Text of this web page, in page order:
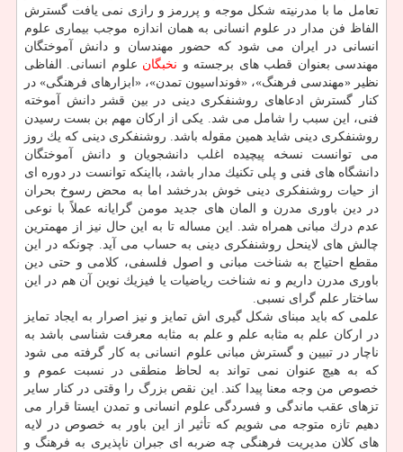
تعامل ما با مدرنیته شكل موجه و پررمز و رازی نمی یافت گسترش
الفاظ فن مدار در علوم انسانی به همان اندازه موجب بیماری علوم
انسانی در ایران می شود كه حضور مهندسان و دانش آموختگان
مهندسی بعنوان قطب های برجسته و نخبگان علوم انسانی. الفاظی
نظیر «مهندسی فرهنگ»، «فونداسیون تمدن»، «ابزارهای فرهنگی» در
كنار گسترش ادعاهای روشنفكری دینی در بین قشر دانش آموخته
فنی، این سبب را شامل می شد. یكی از اركان مهم بن بست رسیدن
روشنفكری دینی شاید همین مقوله باشد. روشنفكری دینی كه یك روز
می توانست نسخه پیچیده اغلب دانشجویان و دانش آموختگان
دانشگاه های فنی و پلی تكنیك مدار باشد، بااینكه توانست در دوره ای
از حیات روشنفكری دینی خوش بدرخشد اما به محض رسوخ بحران
در دین باوری مدرن و المان های جدید مومن گرایانه عملاً با نوعی
عدم درك مبانی همراه شد. این مساله تا به این حال نیز از مهمترین
چالش های لاینحل روشنفكری دینی به حساب می آید. چونكه در این
مقطع احتیاج به شناخت مبانی و اصول فلسفی، كلامی و حتی دین
باوری مدرن داریم و نه شناخت ریاضیات یا فیزیك نوین آن هم در این
ساختار علم گرای نسبی.
علمی كه باید مبنای شكل گیری اش تمایز و نیز اصرار به ایجاد تمایز
در اركان علم به مثابه علم و علم به مثابه معرفت شناسی باشد به
ناچار در تبیین و گسترش مبانی علوم انسانی به كار گرفته می شود
كه به هیچ عنوان نمی تواند به لحاظ منطقی در نسبت عموم و
خصوص من وجه معنا پیدا كند. این نقص بزرگ را وقتی در كنار سایر
تزهای عقب ماندگی و فسردگی علوم انسانی و تمدن ایستا قرار می
دهیم تازه متوجه می شویم كه تأثیر از این باور به خصوص در لایه
های كلان مدیریت فرهنگی چه ضربه ای جبران ناپذیری به فرهنگ و